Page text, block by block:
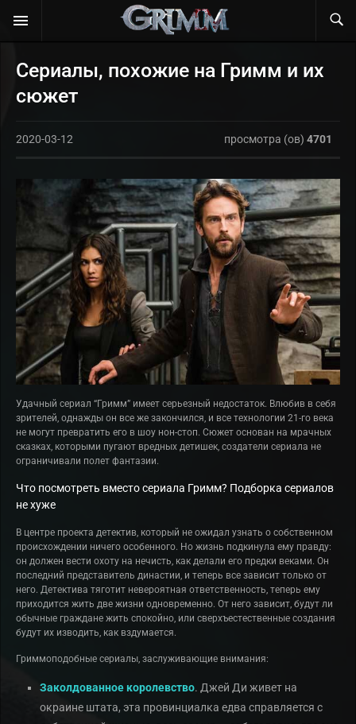
Сериалы, похожие на Гримм и их
сюжет
2020-03-12 просмотра (ов) 4701
Удачный сериал “Гримм” имеет серьезный недостаток. Влюбив в себя
зрителей, однажды он все же закончился, и все технологии 21-го века
не могут превратить его в шоу нон-стоп. Сюжет основан на мрачных
сказках, которыми пугают вредных детишек, создатели сериала не
ограничивали полет фантазии.
Что посмотреть вместо сериала Гримм? Подборка сериалов
не хуже
В центре проекта детектив, который не ожидал узнать о собственном
происхождении ничего особенного. Но жизнь подкинула ему правду:
он должен вести охоту на нечисть, как делали его предки веками. Он
последний представитель династии, и теперь все зависит только от
него. Детектива тяготит невероятная ответственность, теперь ему
приходится жить две жизни одновременно. От него зависит, будут ли
обычные граждане жить спокойно, или сверхъестественные создания
будут их изводить, как вздумается.
Гриммоподобные сериалы, заслуживающие внимания:
Заколдованное королевство. Джей Ди живет на
окраине штата, эта провинциалка едва справляется с